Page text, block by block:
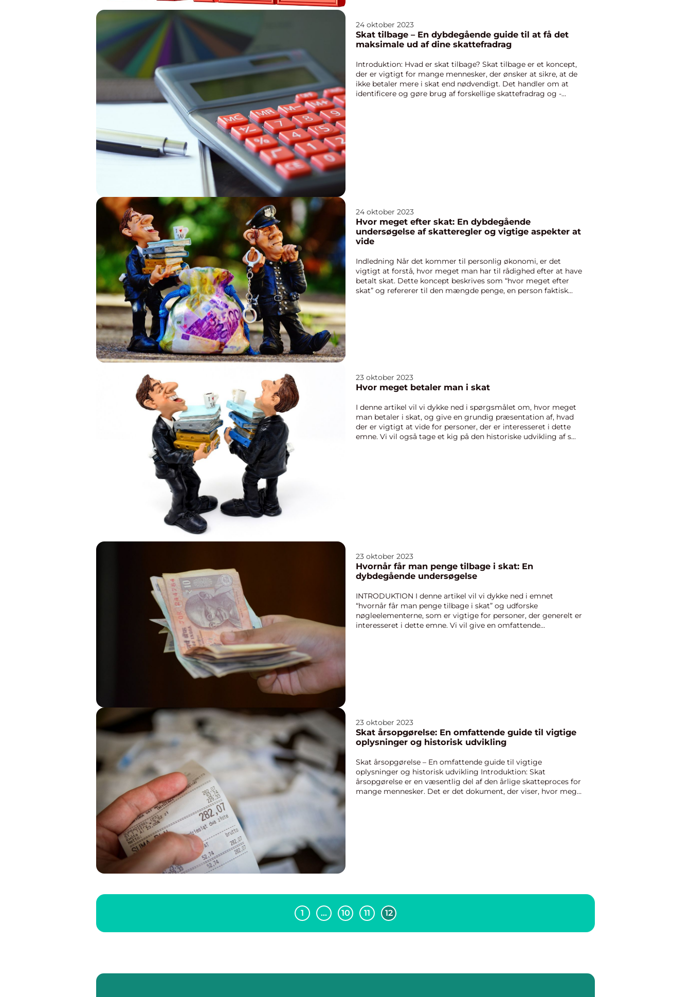
24 oktober 2023
Skat tilbage – En dybdegående guide til at få det
maksimale ud af dine skattefradrag
Introduktion: Hvad er skat tilbage? Skat tilbage er et koncept,
der er vigtigt for mange mennesker, der ønsker at sikre, at de
ikke betaler mere i skat end nødvendigt. Det handler om at
identificere og gøre brug af forskellige skattefradrag og -
24 oktober 2023
Hvor meget efter skat: En dybdegående
undersøgelse af skatteregler og vigtige aspekter at
vide
Indledning Når det kommer til personlig økonomi, er det
vigtigt at forstå, hvor meget man har til rådighed efter at have
betalt skat. Dette koncept beskrives som “hvor meget efter
skat” og refererer til den mængde penge, en person faktisk...
23 oktober 2023
Hvor meget betaler man i skat
I denne artikel vil vi dykke ned i spørgsmålet om, hvor meget
man betaler i skat, og give en grundig præsentation af, hvad
der er vigtigt at vide for personer, der er interesseret i dette
emne. Vi vil også tage et kig på den historiske udvikling af s...
23 oktober 2023
Hvornår får man penge tilbage i skat: En
dybdegående undersøgelse
INTRODUKTION I denne artikel vil vi dykke ned i emnet
“hvornår får man penge tilbage i skat” og udforske
nøgleelementerne, som er vigtige for personer, der generelt er
interesseret i dette emne. Vi vil give en omfattende
23 oktober 2023
Skat årsopgørelse: En omfattende guide til vigtige
oplysninger og historisk udvikling
Skat årsopgørelse – En omfattende guide til vigtige
oplysninger og historisk udvikling Introduktion: Skat
årsopgørelse er en væsentlig del af den årlige skatteproces for
mange mennesker. Det er det dokument, der viser, hvor meget
1 … 10 11 12